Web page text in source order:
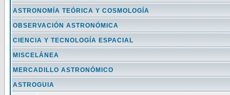
ASTRONOMÍA TEÓRICA Y COSMOLOGÍA
OBSERVACIÓN ASTRONÓMICA
CIENCIA Y TECNOLOGÍA ESPACIAL
MISCELÁNEA
MERCADILLO ASTRONÓMICO
ASTROGUIA